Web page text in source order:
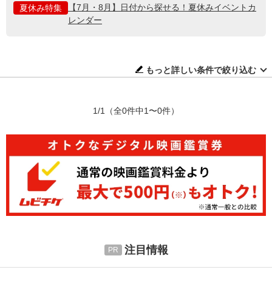
夏休み特集
【7月・8月】日付から探せる！夏休みイベントカ
レンダー
もっと詳しい条件で絞り込む
1/1 （全0件中1〜0件）
注目情報